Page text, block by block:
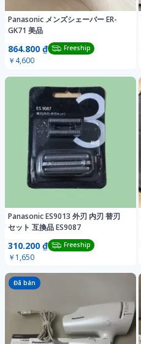
Panasonic メンズシェーバー ER-
GK71 美品
864.800 ₫ Freeship
￥4,600
Panasonic ES9013 外刃 内刃 替刃
セット 互換品 ES9087
310.200 ₫ Freeship
￥1,650
Đã bán